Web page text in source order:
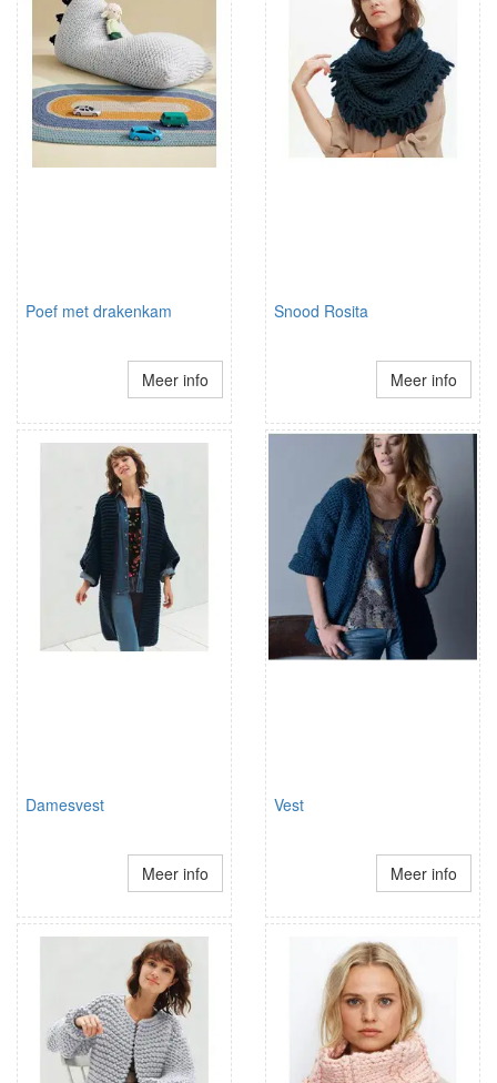
Poef met drakenkam
Meer info
Snood Rosita
Meer info
Damesvest
Meer info
Vest
Meer info